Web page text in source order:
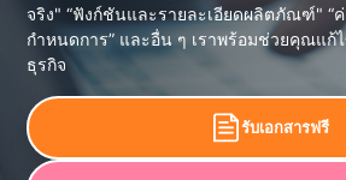
จริง" “ฟังก์ชันและรายละเอียดผลิตภัณฑ์" “
กำหนดการ” และอื่น ๆ เราพร้อมช่วยคุณแก้
ธุรกิจ
รับเอกสารฟรี